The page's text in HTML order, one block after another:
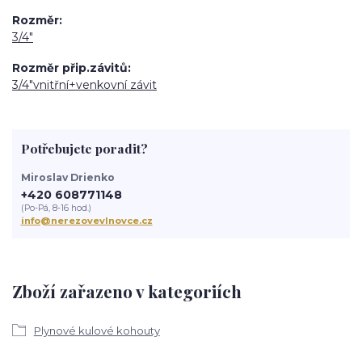
Rozměr
3/4"
Rozměr přip.závitů
3/4"vnitřní+venkovní závit
Zboží zařazeno v kategoriích
Plynové kulové kohouty
Potřebujete poradit?
Miroslav Drienko
+420 608771148
(Po-Pá, 8-16 hod.)
info@nerezovevlnovce.cz